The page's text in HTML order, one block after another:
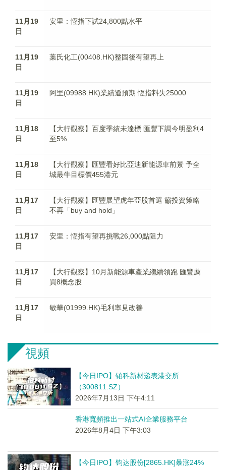
11月19
日
安里：恆指下試24,800點水平
11月19
日
葉氏化工(00408.HK)整固後有望再上
11月19
日
阿里(09988.HK)業績遜預期 恆指料失25000
11月18
日
【大行觀察】百度季績未達標 匯豐下調今明盈利4
至5%
11月18
日
【大行觀察】匯豐看好比亞迪新能源車前景 予全
城最牛目標價455港元
11月17
日
【大行觀察】匯豐展望虎年亞股首選 籲投資策略
不再「buy and hold」
11月17
日
安里：恆指有望再挑戰26,000點阻力
11月17
日
【大行觀察】10月新能源車產業繼續領跑 匯豐薦
買8概念股
11月17
日
敏華(01999.HK)毛利率見改善
視頻
【今日IPO】铂科新材递表港交所
（300811.SZ）
2026年7月13日 下午4:11
香港寬頻推出一站式AI企業服務平台
2026年8月4日 下午3:03
【今日IPO】钧达股份[2865.HK]暴涨24%